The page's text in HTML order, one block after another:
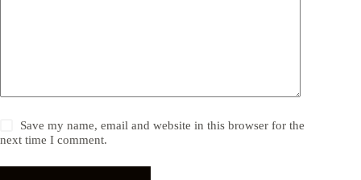
Save my name, email and website in this browser for the
next time I comment.